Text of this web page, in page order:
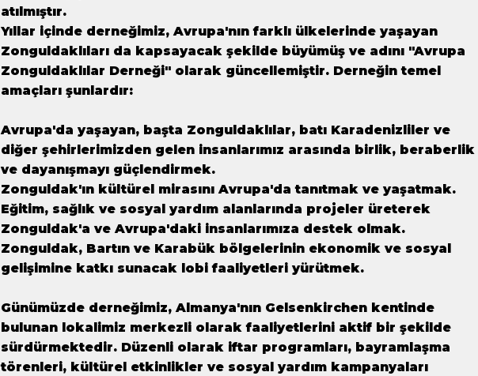
atılmıştır.
Yıllar içinde derneğimiz, Avrupa'nın farklı ülkelerinde yaşayan
Zonguldaklıları da kapsayacak şekilde büyümüş ve adını "Avrupa
Zonguldaklılar Derneği" olarak güncellemiştir. Derneğin temel
amaçları şunlardır:
Avrupa'da yaşayan, başta Zonguldaklılar, batı Karadenizliler ve
diğer şehirlerimizden gelen insanlarımız arasında birlik, beraberlik
ve dayanışmayı güçlendirmek.
Zonguldak'ın kültürel mirasını Avrupa'da tanıtmak ve yaşatmak.
Eğitim, sağlık ve sosyal yardım alanlarında projeler üreterek
Zonguldak'a ve Avrupa'daki insanlarımıza destek olmak.
Zonguldak, Bartın ve Karabük bölgelerinin ekonomik ve sosyal
gelişimine katkı sunacak lobi faaliyetleri yürütmek.
Günümüzde derneğimiz, Almanya'nın Gelsenkirchen kentinde
bulunan lokalimiz merkezli olarak faaliyetlerini aktif bir şekilde
sürdürmektedir. Düzenli olarak iftar programları, bayramlaşma
törenleri, kültürel etkinlikler ve sosyal yardım kampanyaları